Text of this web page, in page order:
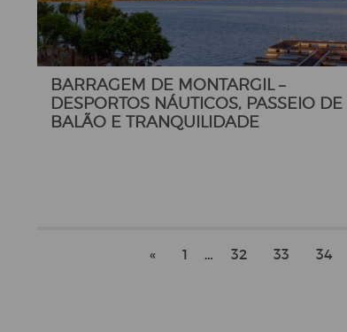
BARRAGEM DE MONTARGIL –
DESPORTOS NÁUTICOS, PASSEIO DE
BALÃO E TRANQUILIDADE
« 1 … 32 33 34